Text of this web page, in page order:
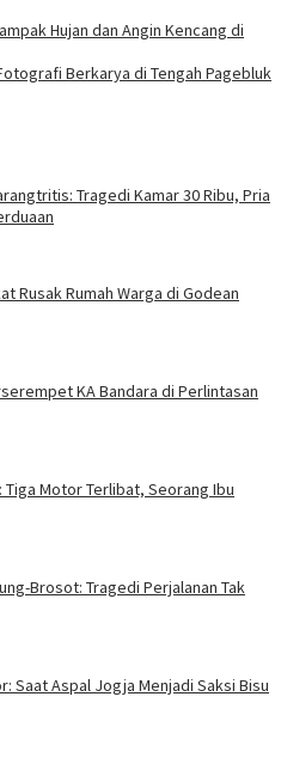
Hujan dan Angin Kencang di
Berkarya di Tengah Pagebluk
Tragedi Kamar 30 Ribu, Pria
Rusak Rumah Warga di Godean
KA Bandara di Perlintasan
Motor Terlibat, Seorang Ibu
Brosot: Tragedi Perjalanan Tak
Saat Aspal Jogja Menjadi Saksi Bisu